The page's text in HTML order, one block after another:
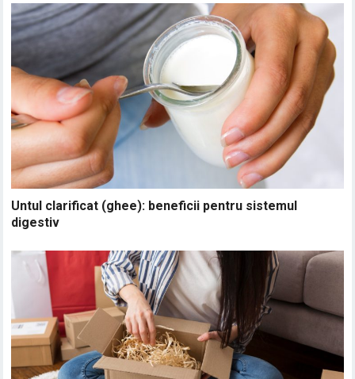
Untul clarificat (ghee): beneficii pentru sistemul
digestiv